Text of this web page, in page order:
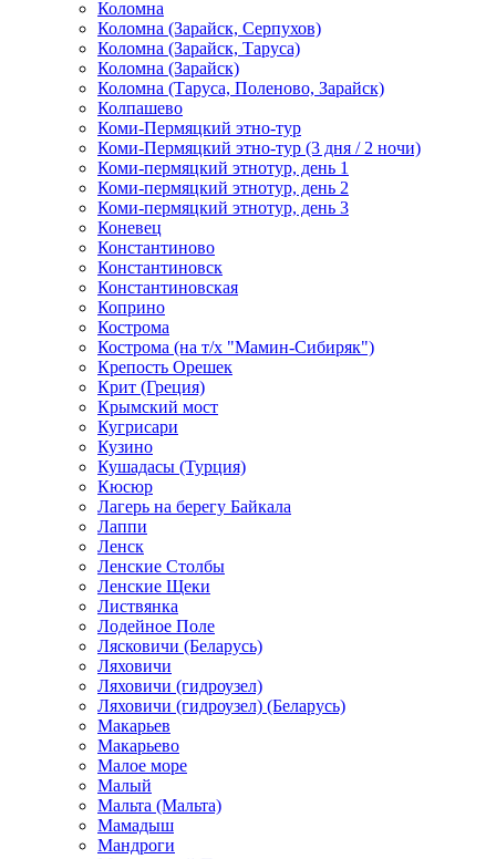
Коломна
Коломна (Зарайск, Серпухов)
Коломна (Зарайск, Таруса)
Коломна (Зарайск)
Коломна (Таруса, Поленово, Зарайск)
Колпашево
Коми-Пермяцкий этно-тур
Коми-Пермяцкий этно-тур (3 дня / 2 ночи)
Коми-пермяцкий этнотур, день 1
Коми-пермяцкий этнотур, день 2
Коми-пермяцкий этнотур, день 3
Коневец
Константиново
Константиновск
Константиновская
Коприно
Кострома
Кострома (на т/х "Мамин-Сибиряк")
Крепость Орешек
Крит (Греция)
Крымский мост
Кугрисари
Кузино
Кушадасы (Турция)
Кюсюр
Лагерь на берегу Байкала
Лаппи
Ленск
Ленские Столбы
Ленские Щеки
Листвянка
Лодейное Поле
Лясковичи (Беларусь)
Ляховичи
Ляховичи (гидроузел)
Ляховичи (гидроузел) (Беларусь)
Макарьев
Макарьево
Малое море
Малый
Мальта (Мальта)
Мамадыш
Мандроги